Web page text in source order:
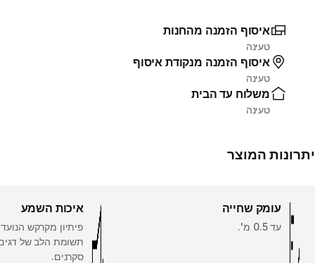
איסוף הזמנה מהחנות
טעינה
איסוף הזמנה מנקודת איסוף
טעינה
משלוח עד הבית
טעינה
יתרונות המוצר
עומק שחייה
עד 0.5 מ'.
איכות השמע
פיתיון מקרקש
תשומת הלב של
סקרנים.